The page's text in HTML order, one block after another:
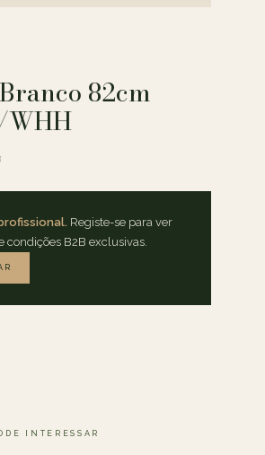
82cm
WHH
Registe-se para ver
condições B2B exclusivas.
INTERESSAR